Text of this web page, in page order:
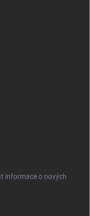
informace o nových